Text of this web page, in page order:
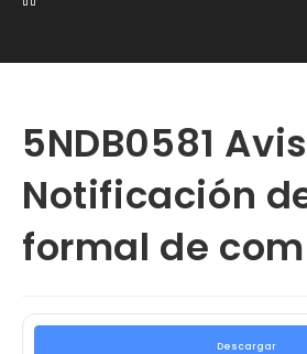
5NDB0581
Notificación
formal de
Descargar